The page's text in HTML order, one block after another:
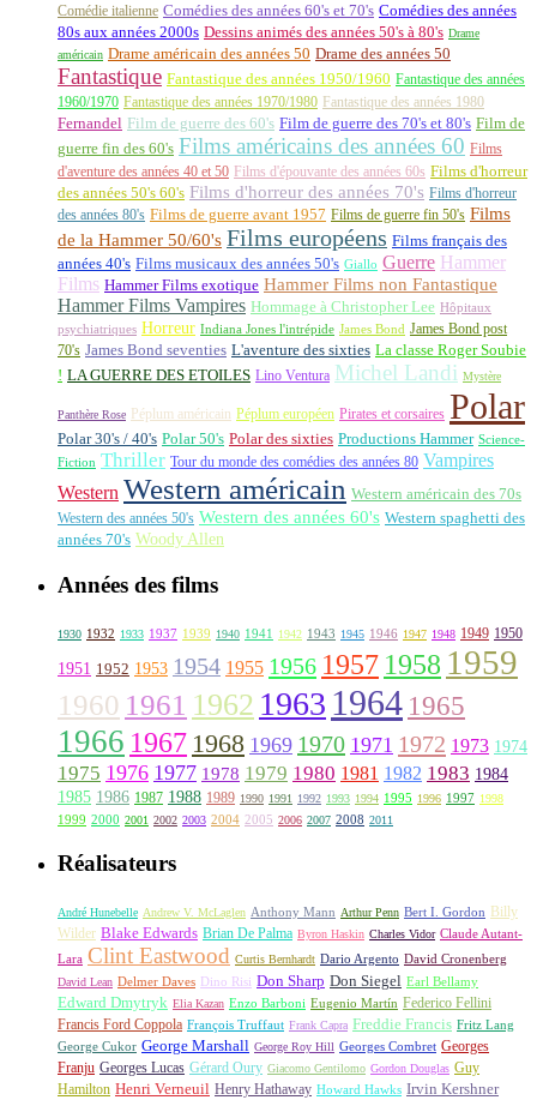
Comédie italienne Comédies des années 60's et 70's Comédies des années
80s aux années 2000s Dessins animés des années 50's à 80's Drame
américain Drame américain des années 50 Drame des années 50
Fantastique Fantastique des années 1950/1960 Fantastique des années
1960/1970 Fantastique des années 1970/1980 Fantastique des années 1980
Fernandel Film de guerre des 60's Film de guerre des 70's et 80's Film de
guerre fin des 60's Films américains des années 60 Films
d'aventure des années 40 et 50 Films d'épouvante des années 60s Films d'horreur
des années 50's 60's Films d'horreur des années 70's Films d'horreur
des années 80's Films de guerre avant 1957 Films de guerre fin 50's Films
de la Hammer 50/60's Films européens Films français des
années 40's Films musicaux des années 50's Giallo Guerre Hammer
Films Hammer Films exotique Hammer Films non Fantastique
Hammer Films Vampires Hommage à Christopher Lee Hôpitaux
psychiatriques Horreur Indiana Jones l'intrépide James Bond James Bond post
70's James Bond seventies L'aventure des sixties La classe Roger Soubie
! LA GUERRE DES ETOILES Lino Ventura Michel Landi Mystère
Panthère Rose Péplum américain Péplum européen Pirates et corsaires Polar
Polar 30's / 40's Polar 50's Polar des sixties Productions Hammer Science-
Fiction Thriller Tour du monde des comédies des années 80 Vampires
Western Western américain Western américain des 70s
Western des années 50's Western des années 60's Western spaghetti des
années 70's Woody Allen
Années des films
1930 1932 1933 1937 1939 1940 1941 1942 1943 1945 1946 1947 1948 1949 1950
1951 1952 1953 1954 1955 1956 1957 1958 1959
1960 1961 1962 1963 1964 1965
1966 1967 1968 1969 1970 1971 1972 1973 1974
1975 1976 1977 1978 1979 1980 1981 1982 1983 1984
1985 1986 1987 1988 1989 1990 1991 1992 1993 1994 1995 1996 1997 1998
1999 2000 2001 2002 2003 2004 2005 2006 2007 2008 2011
Réalisateurs
André Hunebelle Andrew V. McLaglen Anthony Mann Arthur Penn Bert I. Gordon
Billy
Wilder Blake Edwards Brian De Palma Byron Haskin Charles Vidor Claude Autant-
Lara Clint Eastwood Curtis Bernhardt Dario Argento David Cronenberg
David Lean Delmer Daves Dino Risi Don Sharp Don Siegel Earl Bellamy
Edward Dmytryk Elia Kazan Enzo Barboni Eugenio Martín Federico Fellini
Francis Ford Coppola François Truffaut Frank Capra Freddie Francis Fritz Lang
George Cukor George Marshall George Roy Hill Georges Combret Georges
Franju Georges Lucas Gérard Oury Giacomo Gentilomo Gordon Douglas Guy
Hamilton Henri Verneuil Henry Hathaway Howard Hawks Irvin Kershner